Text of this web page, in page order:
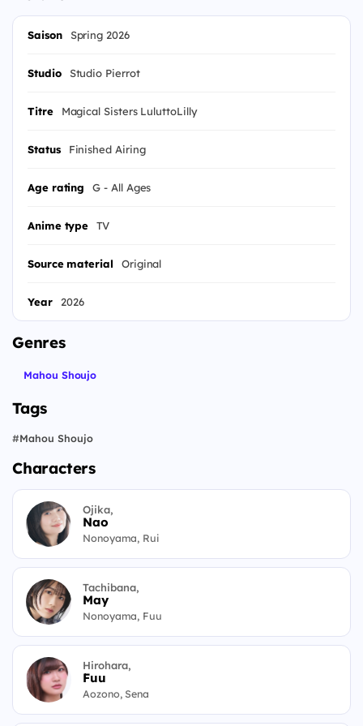
Saison Spring 2026
Studio Studio Pierrot
Titre Magical Sisters LuluttoLilly
Status Finished Airing
Age rating G - All Ages
Anime type TV
Source material Original
Year 2026
Genres
Mahou Shoujo
Tags
#Mahou Shoujo
Characters
Ojika,
Nao
Nonoyama, Rui
Tachibana,
May
Nonoyama, Fuu
Hirohara,
Fuu
Aozono, Sena